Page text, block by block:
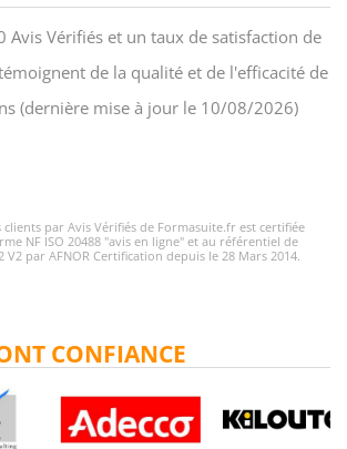
Avis Vérifiés et un taux de satisfaction de
de la qualité et de l'efficacité de
(dernière mise à jour le 10/08/2026)
clients par Avis Vérifiés de Formasuite.fr est certifiée
NF ISO 20488 "avis en ligne" et au référentiel de
V2 par AFNOR Certification depuis le 28 Mars 2014.
CONFIANCE